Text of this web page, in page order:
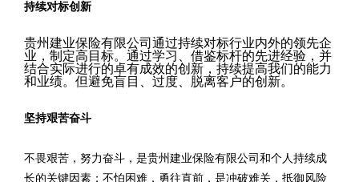
持续对标创新
贵州建业保险有限公司通过持续对标行业内外的领先企
业，制定高目标。通过学习、借鉴标杆的先进经验，并
结合实际进行的卓有成效的创新，持续提高我们的能力
和业绩。但避免盲目、过度、脱离客户的创新。
坚持艰苦奋斗
不畏艰苦，努力奋斗，是贵州建业保险有限公司和个人持续成
长的关键因素；不怕困难，勇往直前，是冲破难关，抵御风险